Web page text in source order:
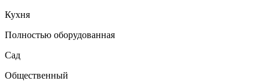
Кухня
Полностью оборудованная
Сад
Общественный